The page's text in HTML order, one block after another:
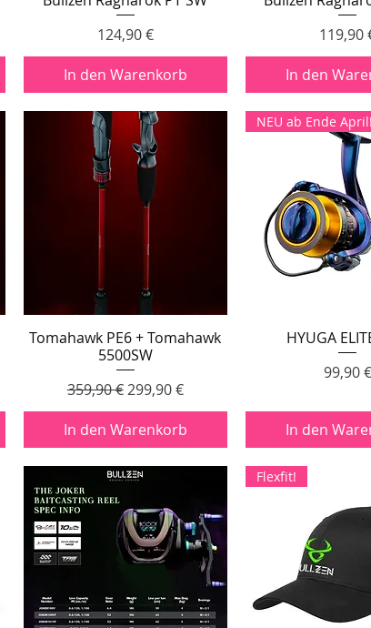
Preis
124,90 €
In den Warenkorb
Preis
119,90
In den
Schnellansicht
Tomahawk PE6 + Tomahawk
5500SW
Standardpreis
359,90 € Sale-Preis
299,90 €
In den Warenkorb
NEU ab Ende April!
HYUGA
Preis
99,90 €
In den
Flexfit!